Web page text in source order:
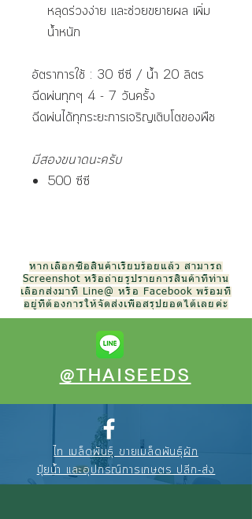
หลุดร่วงง่าย และช่วยขยายผล เพิ่ม
น้ำหนัก
อัตราการใช้ : 30 ซีซี / น้ำ 20 ลิตร
ฉีดพ่นทุกๆ 4 - 7 วันครั้ง
ฉีดพ่นได้ทุกระยะการเจริญเติบโตของพืช
มีสองขนาดนะครับ
500 ซีซี
หากเลือกซื้อสินค้าเรียบร้อยแล้ว สามารถ
Screenshot หรือถ่ายรูปรายการสินค้าที่ท่าน
เลือกส่งมาที่ Line@ หรือ Facebook พร้อมที่
อยู่ที่ต้องการให้จัดส่งเพื่อสรุปยอดได้เลยค่ะ
@THAISEEDS
ไท เมล็ดพันธุ์ ขายเมล็ดพันธุ์ผัก
ปุ๋ยน้ำ และอุปกรณ์การเกษตร ปลีก-ส่ง